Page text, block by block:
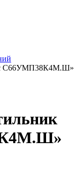
С66УМП38К4М.Ш»